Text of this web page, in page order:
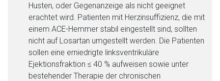
Husten, oder Gegenanzeige als nicht geeignet
erachtet wird. Patienten mit Herzinsuffizienz, die mit
einem ACE-Hemmer stabil eingestellt sind, sollten
nicht auf Losartan umgestellt werden. Die Patienten
sollen eine erniedrigte linksventrikuläre
Ejektionsfraktion ≤ 40 % aufweisen sowie unter
bestehender Therapie der chronischen